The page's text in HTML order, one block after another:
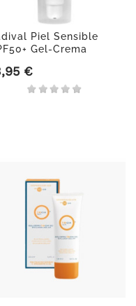
Piel Sensible
Gel-Crema
€